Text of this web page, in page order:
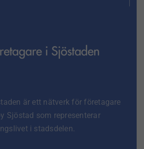
är ett nätverk för företagare
Sjöstad som representerar
i stadsdelen.